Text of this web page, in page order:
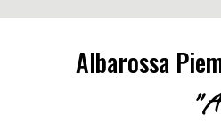
Albarossa